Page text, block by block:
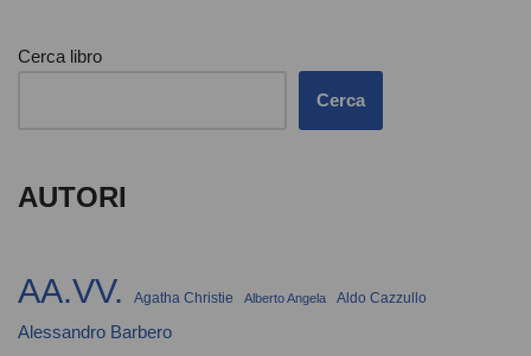
Cerca libro
Cerca
AUTORI
AA.VV. Agatha Christie Alberto Angela Aldo Cazzullo
Alessandro Barbero